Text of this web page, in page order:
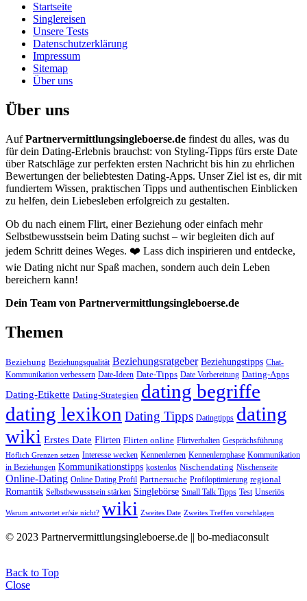
Startseite
Singlereisen
Unsere Tests
Datenschutzerklärung
Impressum
Sitemap
Über uns
Über uns
AufPartnervermittlungsingleboerse.de findest du alles, was du
für dein Dating-Erlebnis brauchst: von Styling-Tipps fürs erste Date
über Ratschläge zur perfekten ersten Nachricht bis hin zu ehrlichen
Bewertungen der beliebtesten Dating-Apps. Unser Ziel ist es, dir mit
fundiertem Wissen, praktischen Tipps und authentischen Einblicken
zu helfen, dein Liebesleben erfolgreich zu gestalten.
Ob du nach einem Flirt, einer Beziehung oder einfach mehr
Selbstbewusstsein beim Dating suchst – wir begleiten dich auf
jedem Schritt deines Weges. ❤️ Lass dich inspirieren und entdecke,
wie Dating nicht nur Spaß machen, sondern auch dein Leben
bereichern kann!
Dein Team von Partnervermittlungsingleboerse.de
Themen
Beziehung Beziehungsqualität Beziehungsratgeber Beziehungstipps Chat-
Kommunikation verbessern Date-Ideen Date-Tipps Date Vorbereitung Dating-Apps
Dating-Etikette Dating-Strategien dating begriffe
dating lexikon Dating Tipps Datingtipps dating
wiki Erstes Date Flirten Flirten online Flirtverhalten Gesprächsführung
Höflich Grenzen setzen Interesse wecken Kennenlernen Kennenlernphase Kommunikation
in Beziehungen Kommunikationstipps kostenlos Nischendating Nischenseite
Online-Dating Online Dating Profil Partnersuche Profiloptimierung regional
Romantik Selbstbewusstsein stärken Singlebörse Small Talk Tipps Test Unseriös
Warum antwortet er/sie nicht? wiki Zweites Date Zweites Treffen vorschlagen
© 2023 Partnervermittlungsingleboerse.de || bo-mediaconsult
Back to Top
Close